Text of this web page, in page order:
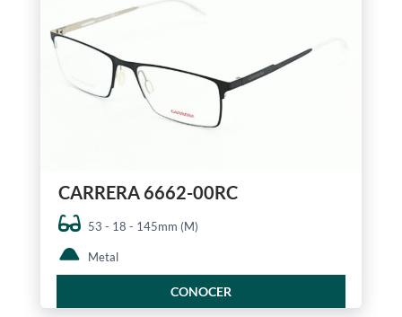
CARRERA 6662-00RC
53 - 18 - 145mm (M)
Metal
CONOCER